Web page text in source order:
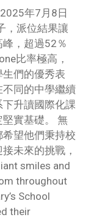
年7月8日
，派位結果讓
，超過52％
比率極高，
們的優秀表
同的中學繼續
升讀國際化課
實基礎。 無
望他們秉持校
未來的挑戰，
smiles and
throughout
School
their